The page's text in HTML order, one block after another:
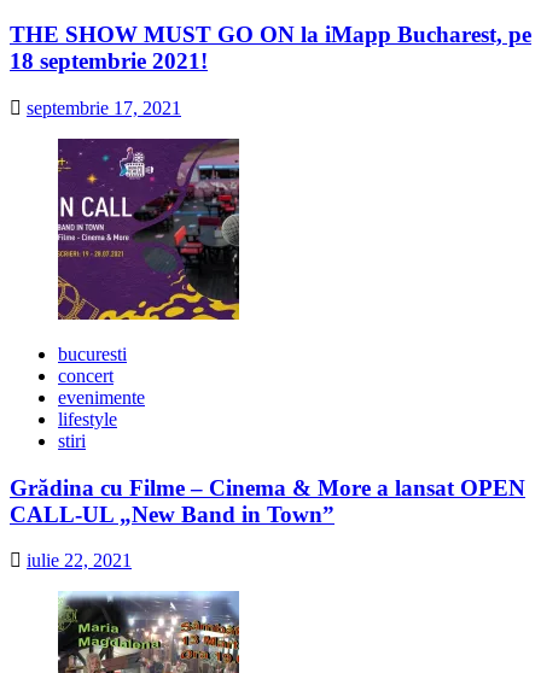
THE SHOW MUST GO ON la iMapp Bucharest, pe
18 septembrie 2021!
septembrie 17, 2021
bucuresti
concert
evenimente
lifestyle
stiri
Grădina cu Filme – Cinema & More a lansat OPEN
CALL-UL „New Band in Town”
iulie 22, 2021